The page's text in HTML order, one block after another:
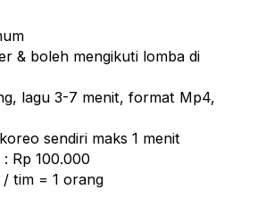
& boleh mengikuti lomba di
lagu 3-7 menit, format Mp4,
sendiri maks 1 menit
Rp 100.000
tim = 1 orang